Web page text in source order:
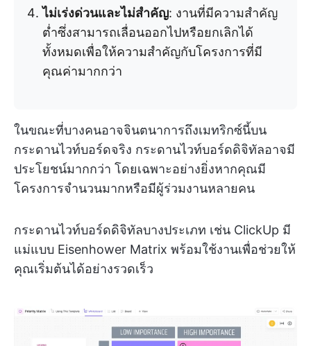
ไม่เร่งด่วนและไม่สำคัญ: งานที่มีความสำคัญ
ต่ำซึ่งสามารถเลื่อนออกไปหรือยกเลิกได้
ทั้งหมดเพื่อให้ความสำคัญกับโครงการที่มี
คุณค่ามากกว่า
ในขณะที่บางคนอาจจินตนาการถึงเมทริกซ์นี้บน
กระดานไวท์บอร์ดจริง กระดานไวท์บอร์ดดิจิทัลอาจมี
ประโยชน์มากกว่า โดยเฉพาะอย่างยิ่งหากคุณมี
โครงการจำนวนมากหรือมีผู้ร่วมงานหลายคน
กระดานไวท์บอร์ดดิจิทัลบางประเภท เช่น ClickUp มี
แม่แบบ Eisenhower Matrix พร้อมใช้งานเพื่อช่วยให้
คุณเริ่มต้นได้อย่างรวดเร็ว